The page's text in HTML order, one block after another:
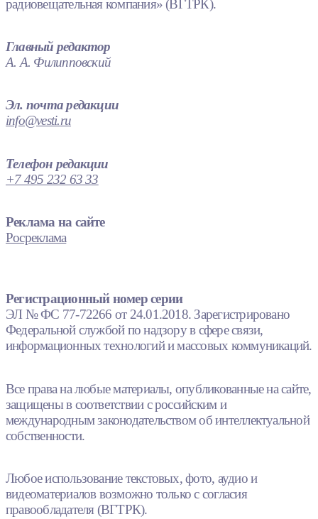
радиовещательная компания» (ВГТРК).
Главный редактор
А. А. Филипповский
Эл. почта редакции
info@vesti.ru
Телефон редакции
+7 495 232 63 33
Реклама на сайте
Росреклама
Регистрационный номер серии
ЭЛ № ФС 77-72266 от 24.01.2018. Зарегистрировано
Федеральной службой по надзору в сфере связи,
информационных технологий и массовых коммуникаций.
Все права на любые материалы, опубликованные на сайте,
защищены в соответствии с российским и
международным законодательством об интеллектуальной
собственности.
Любое использование текстовых, фото, аудио и
видеоматериалов возможно только с согласия
правообладателя (ВГТРК).